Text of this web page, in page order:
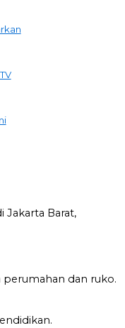
Jakarta Barat,
perumahan dan ruko.